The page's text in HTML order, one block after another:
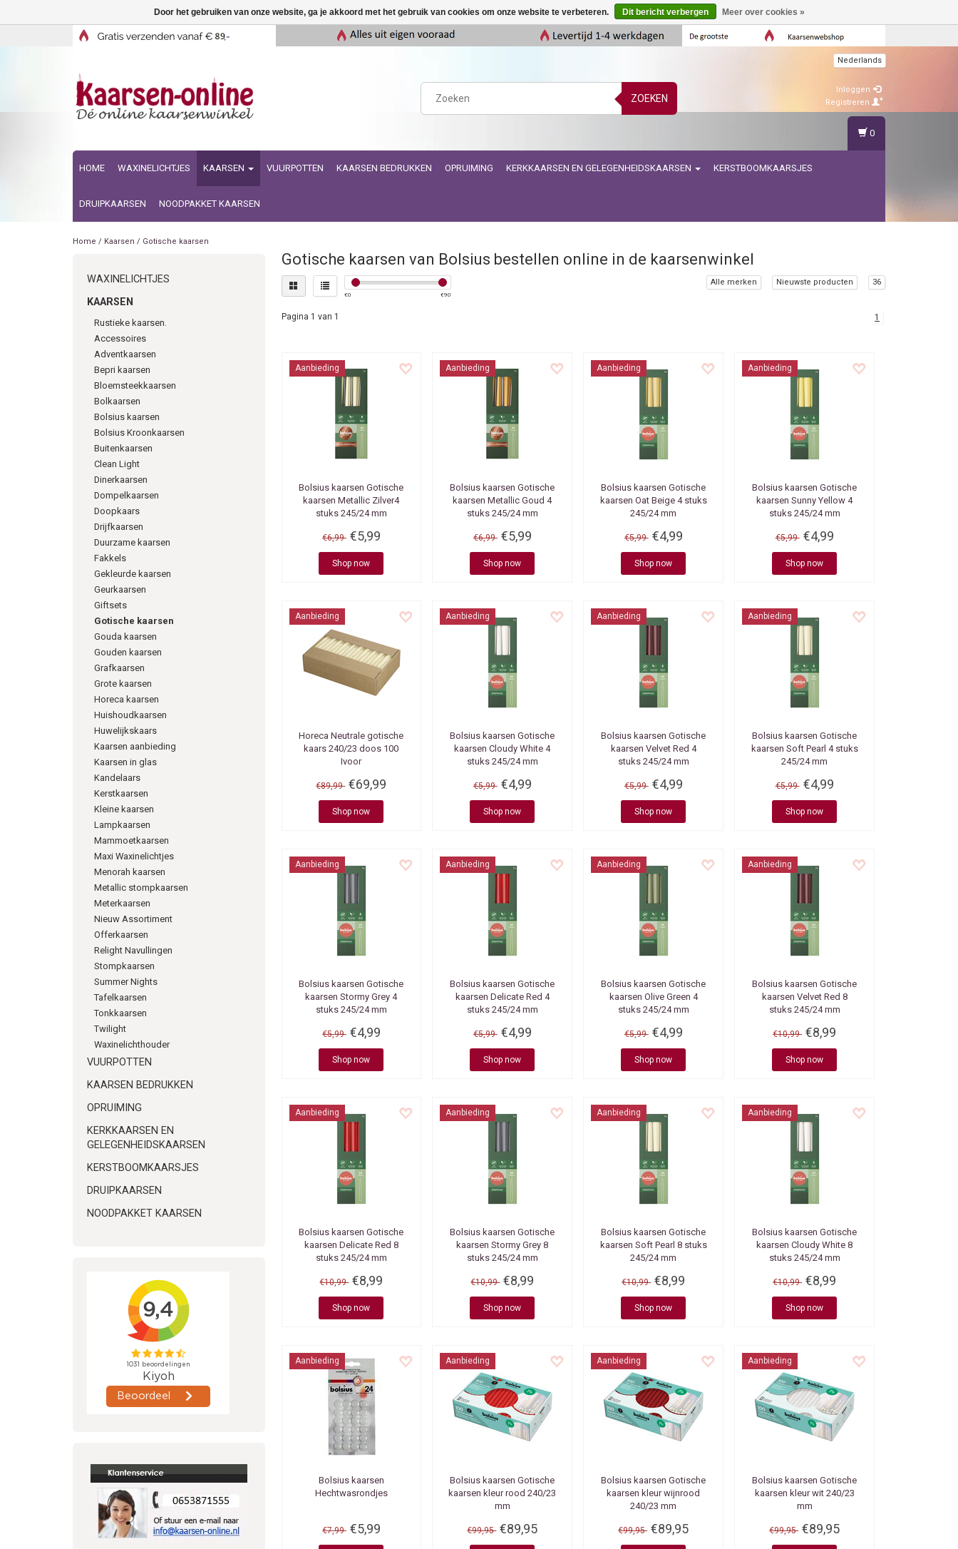
ZOEKEN
Nederlands
Inloggen
Registreren
HOME WAXINELICHTJES KAARSEN VUURPOTTEN KAARSEN BEDRUKKEN OPRUIMING KERKKAARSEN EN GELEGENHEIDSKAARSEN KERSTBOOMKAARSJES
DRUIPKAARSEN NOODPAKKET KAARSEN
0
Home / Kaarsen / Gotische kaarsen
WAXINELICHTJES
KAARSEN
Rustieke kaarsen.
Accessoires
Adventkaarsen
Bepri kaarsen
Bloemsteekkaarsen
Bolkaarsen
Bolsius kaarsen
Bolsius Kroonkaarsen
Buitenkaarsen
Clean Light
Dinerkaarsen
Dompelkaarsen
Doopkaars
Drijfkaarsen
Duurzame kaarsen
Fakkels
Gekleurde kaarsen
Geurkaarsen
Giftsets
Gotische kaarsen
Gouda kaarsen
Gouden kaarsen
Grafkaarsen
Grote kaarsen
Horeca kaarsen
Huishoudkaarsen
Huwelijkskaars
Kaarsen aanbieding
Kaarsen in glas
Kandelaars
Kerstkaarsen
Kleine kaarsen
Lampkaarsen
Mammoetkaarsen
Maxi Waxinelichtjes
Menorah kaarsen
Metallic stompkaarsen
Meterkaarsen
Nieuw Assortiment
Offerkaarsen
Relight Navullingen
Stompkaarsen
Summer Nights
Tafelkaarsen
Tonkkaarsen
Twilight
Waxinelichthouder
VUURPOTTEN
KAARSEN BEDRUKKEN
OPRUIMING
KERKKAARSEN EN
GELEGENHEIDSKAARSEN
KERSTBOOMKAARSJES
DRUIPKAARSEN
NOODPAKKET KAARSEN
Gotische kaarsen van Bolsius bestellen online in de kaarsenwinkel
€0 €90
Alle merken Nieuwste producten 36
Pagina 1 van 1 1
Aanbieding
Bolsius kaarsen Gotische
kaarsen Metallic Zilver4
stuks 245/24 mm
€6,99 €5,99
Shop now
Aanbieding
Bolsius kaarsen Gotische
kaarsen Metallic Goud 4
stuks 245/24 mm
€6,99 €5,99
Shop now
Aanbieding
Bolsius kaarsen Gotische
kaarsen Oat Beige 4 stuks
245/24 mm
€5,99 €4,99
Shop now
Aanbieding
Bolsius kaarsen Gotische
kaarsen Sunny Yellow 4
stuks 245/24 mm
€5,99 €4,99
Shop now
Aanbieding
Horeca Neutrale gotische
kaars 240/23 doos 100
Ivoor
€89,99 €69,99
Shop now
Aanbieding
Bolsius kaarsen Gotische
kaarsen Cloudy White 4
stuks 245/24 mm
€5,99 €4,99
Shop now
Aanbieding
Bolsius kaarsen Gotische
kaarsen Velvet Red 4
stuks 245/24 mm
€5,99 €4,99
Shop now
Aanbieding
Bolsius kaarsen Gotische
kaarsen Soft Pearl 4 stuks
245/24 mm
€5,99 €4,99
Shop now
Aanbieding
Bolsius kaarsen Gotische
kaarsen Stormy Grey 4
stuks 245/24 mm
€5,99 €4,99
Shop now
Aanbieding
Bolsius kaarsen Gotische
kaarsen Delicate Red 4
stuks 245/24 mm
€5,99 €4,99
Shop now
Aanbieding
Bolsius kaarsen Gotische
kaarsen Olive Green 4
stuks 245/24 mm
€5,99 €4,99
Shop now
Aanbieding
Bolsius kaarsen Gotische
kaarsen Velvet Red 8
stuks 245/24 mm
€10,99 €8,99
Shop now
Aanbieding
Bolsius kaarsen Gotische
kaarsen Delicate Red 8
stuks 245/24 mm
€10,99 €8,99
Shop now
Aanbieding
Bolsius kaarsen Gotische
kaarsen Stormy Grey 8
stuks 245/24 mm
€10,99 €8,99
Shop now
Aanbieding
Bolsius kaarsen Gotische
kaarsen Soft Pearl 8 stuks
245/24 mm
€10,99 €8,99
Shop now
Aanbieding
Bolsius kaarsen Gotische
kaarsen Cloudy White 8
stuks 245/24 mm
€10,99 €8,99
Shop now
Aanbieding
Bolsius kaarsen
Hechtwasrondjes
€7,99 €5,99
Aanbieding
Bolsius kaarsen Gotische
kaarsen kleur rood 240/23
mm
€99,95 €89,95
Aanbieding
Bolsius kaarsen Gotische
kaarsen kleur wijnrood
240/23 mm
€99,95 €89,95
Aanbieding
Bolsius kaarsen Gotische
kaarsen kleur wit 240/23
mm
€99,95 €89,95
Door het gebruiken van onze website, ga je akkoord met het gebruik van cookies om onze website te verbeteren. Dit bericht verbergen Meer over cookies »